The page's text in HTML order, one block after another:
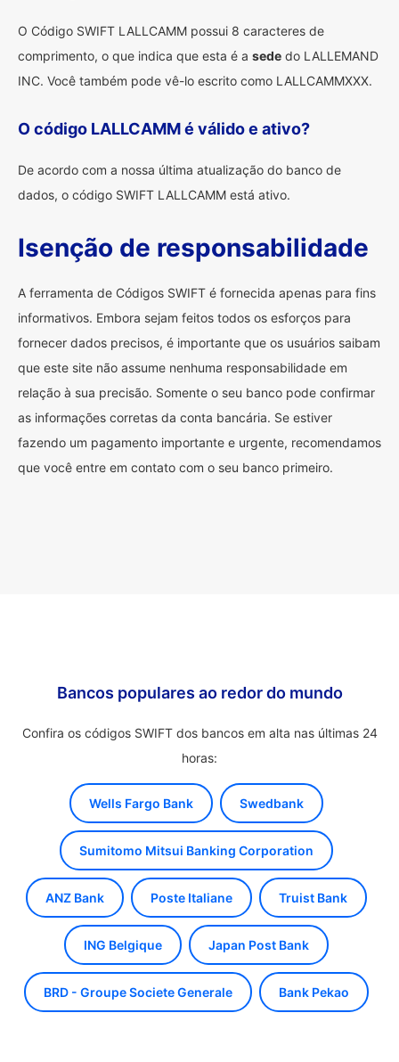
O Código SWIFT LALLCAMM possui 8 caracteres de
comprimento, o que indica que esta é a sede do LALLEMAND
INC. Você também pode vê-lo escrito como LALLCAMMXXX.
O código LALLCAMM é válido e ativo?
De acordo com a nossa última atualização do banco de
dados, o código SWIFT LALLCAMM está ativo.
Isenção de responsabilidade
A ferramenta de Códigos SWIFT é fornecida apenas para fins
informativos. Embora sejam feitos todos os esforços para
fornecer dados precisos, é importante que os usuários saibam
que este site não assume nenhuma responsabilidade em
relação à sua precisão. Somente o seu banco pode confirmar
as informações corretas da conta bancária. Se estiver
fazendo um pagamento importante e urgente, recomendamos
que você entre em contato com o seu banco primeiro.
Bancos populares ao redor do mundo
Confira os códigos SWIFT dos bancos em alta nas últimas 24
horas:
Wells Fargo Bank Swedbank
Sumitomo Mitsui Banking Corporation
ANZ Bank Poste Italiane Truist Bank
ING Belgique Japan Post Bank
BRD - Groupe Societe Generale Bank Pekao